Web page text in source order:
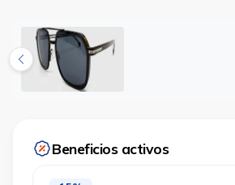
Beneficios activos